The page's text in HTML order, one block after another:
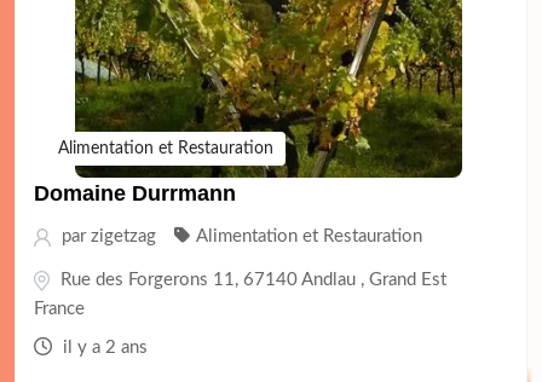
Alimentation et Restauration
Domaine Durrmann
par zigetzag Alimentation et Restauration
Rue des Forgerons 11, 67140 Andlau , Grand Est
France
il y a 2 ans